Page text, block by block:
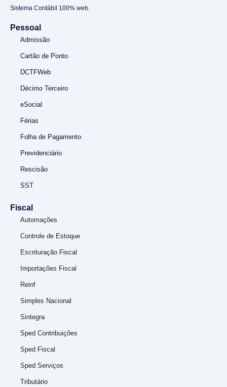
Sistema Contábil 100% web.
Pessoal
Admissão
Cartão de Ponto
DCTFWeb
Décimo Terceiro
eSocial
Férias
Folha de Pagamento
Previdenciário
Rescisão
SST
Fiscal
Automações
Controle de Estoque
Escrituração Fiscal
Importações Fiscal
Reinf
Simples Nacional
Sintegra
Sped Contribuições
Sped Fiscal
Sped Serviços
Tributário